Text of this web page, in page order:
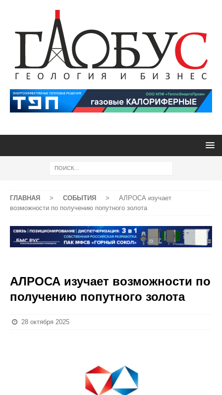
ГЛАВНАЯ > СОБЫТИЯ >
АЛРОСА изучает
возможности по получению попутного золота
АЛРОСА изучает возможности по
получению попутного золота
28 октября 2025